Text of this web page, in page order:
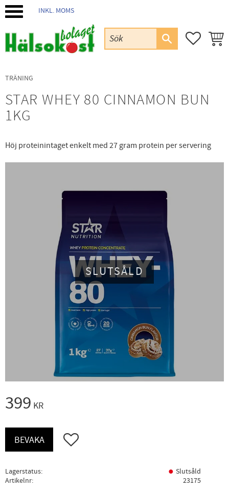
INKL. MOMS
TRÄNING
STAR WHEY 80 CINNAMON BUN
1KG
Höj proteinintaget enkelt med 27 gram protein per servering
SLUTSÅLD
399 KR
Lägg till i favoriter
BEVAKA
Lagerstatus
Slutsåld
Artikelnr
23175